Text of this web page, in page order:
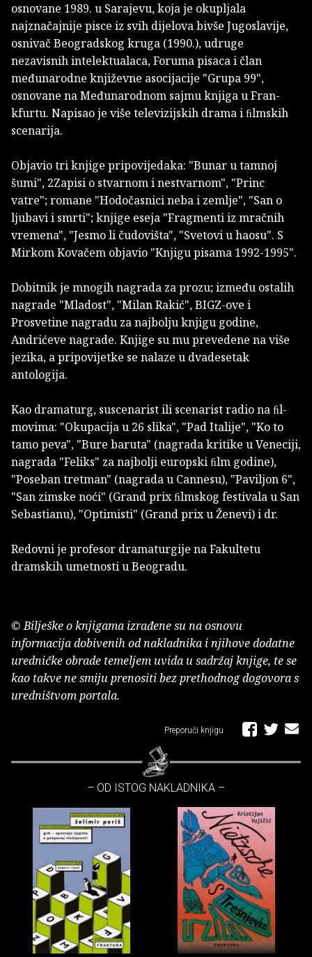
osnovane 1989. u Sarajevu, koja je okupljala
najznačajnije pisce iz svih dijelova bivše Jugoslavije,
osnivač Beogradskog kruga (1990.), udruge
nezavisnih intelektualaca, Foruma pisaca i član
međunarodne književne asocijacije "Grupa 99",
osnovane na Međunarodnom sajmu knjiga u Fran­
kfurtu. Napisao je više televizijskih drama i ﬁlmskih
scenarija.
Objavio tri knjige pripovijedaka: "Bunar u tam­noj
šumi", 2Zapisi o stvarnom i nestvarnom", "Princ
vatre"; romane "Hodočasnici neba i zemlje", "San o
ljubavi i smrti"; knjige eseja "Fragmenti iz mračnih
vremena", "Jesmo li čudovišta", "Svetovi u haosu". S
Mirkom Kovačem objavio "Knjigu pisama 1992-1995".
Dobitnik je mnogih nagrada za prozu; između ostalih
nagrade "Mladost", "Milan Rakić", BIGZ-ove i
Prosvetine nagradu za najbolju knjigu godine,
Andrićeve nagrade. Knjige su mu prevedene na više
jezika, a pripovijetke se nalaze u dvadesetak
antologija.
Kao dramaturg, suscenarist ili scenarist radio na ﬁl­
movima: "Okupacija u 26 slika", "Pad Italije", "Ko to
tamo peva", "Bure baruta" (nagrada kritike u Veneciji,
nagrada "Feliks" za najbolji europski ﬁlm godine),
"Poseban tretman" (nagrada u Cannesu), "Paviljon 6",
"San zimske noći" (Grand prix ﬁlmskog festivala u San
Sebastianu), "Optimisti" (Grand prix u Ženevi) i dr.
Redovni je profesor dramaturgije na Fakultetu
dramskih umetnosti u Beogradu.
© Bilješke o knjigama izrađene su na osnovu
informacija dobivenih od nakladnika i njihove dodatne
uredničke obrade temeljem uvida u sadržaj knjige, te se
kao takve ne smiju prenositi bez prethodnog dogovora s
uredništvom portala.
Preporuči knjigu
– OD ISTOG NAKLADNIKA –